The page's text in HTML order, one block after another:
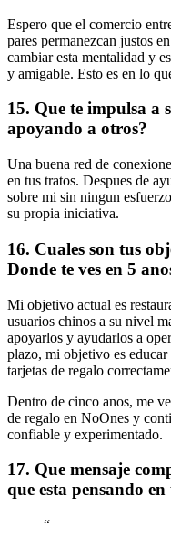
Espero que el comercio
pares permanezcan justos
cambiar esta mentalidad y
y amigable. Esto es en lo
15. Que te impulsa a
apoyando a otros?
Una buena red de
en tus tratos. Despues de
sobre mi sin ningun
su propia iniciativa.
16. Cuales son tus
Donde te ves en 5
Mi objetivo actual es
usuarios chinos a su nivel
apoyarlos y ayudarlos a
plazo, mi objetivo es educar
tarjetas de regalo
Dentro de cinco anos, me
de regalo en NoOnes y
confiable y experimentado.
17. Que mensaje
que esta pensando
“